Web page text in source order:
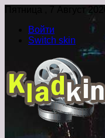
Пятница , 7 Август 2026
Войти
Switch skin